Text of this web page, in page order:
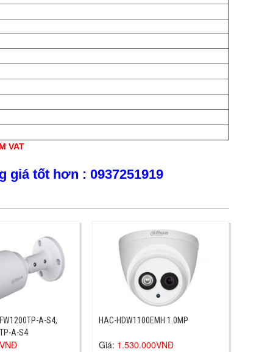
VAT
giá tốt hơn : 0937251919
A-S4,
A-S4
HAC-HDW1100EMH 1.0MP
Giá: 1.530.000VNĐ